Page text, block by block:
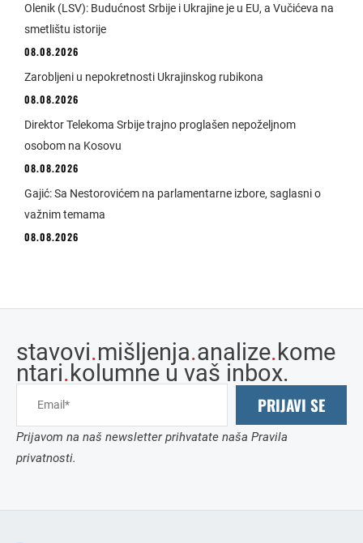
Olenik (LSV): Budućnost Srbije i Ukrajine je u EU, a Vučićeva na
smetlištu istorije
08.08.2026
Zarobljeni u nepokretnosti Ukrajinskog rubikona
08.08.2026
Direktor Telekoma Srbije trajno proglašen nepoželjnom
osobom na Kosovu
08.08.2026
Gajić: Sa Nestorovićem na parlamentarne izbore, saglasni o
važnim temama
08.08.2026
stavovi.mišljenja.analize.kome
ntari.kolumne u vaš inbox.
PRIJAVI SE
Prijavom na naš newsletter prihvatate naša Pravila
privatnosti.